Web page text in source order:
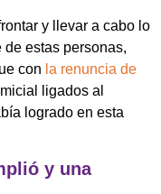
y llevar a cabo lo
estas personas,
con la renuncia de
ligados al
logrado en esta
y una